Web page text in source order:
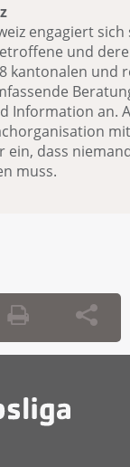
engagiert
und
kantonalen und
Information an.
ein, dass
muss.